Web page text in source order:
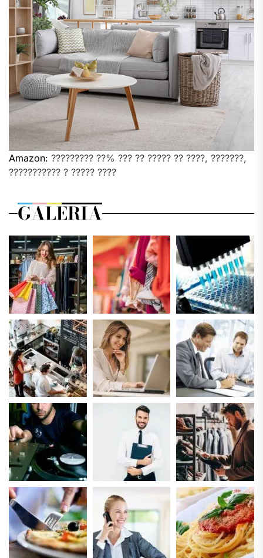
Amazon: ????????? ??% ??? ?? ????? ?? ????, ???????,
??????????? ? ????? ????
GALERIA